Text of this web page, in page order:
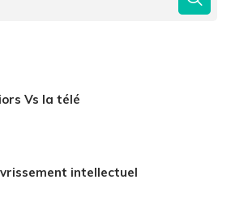
Vs la télé
intellectuel